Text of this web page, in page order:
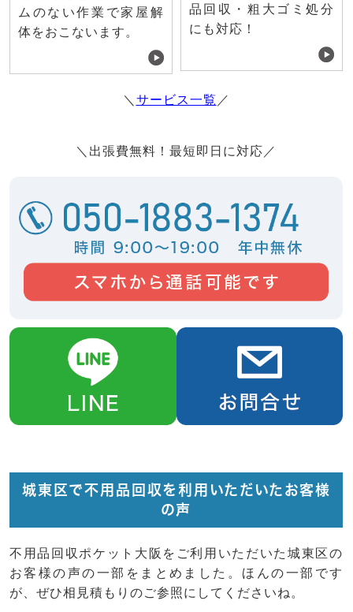
ムのない作業で家屋解
体をおこないます。
品回収・粗大ゴミ処分
にも対応！
＼ サービス一覧 ／
＼出張費無料！最短即日に対応／
城東区で不用品回収を利用いただいたお客様
の声
不用品回収ポケット大阪をご利用いただいた城東区の
お客様の声の一部をまとめました。ほんの一部です
が、ぜひ相見積もりのご参照にしてくださいね。